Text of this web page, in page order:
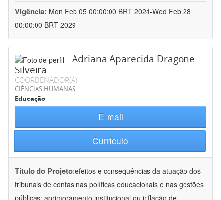
Vigência: Mon Feb 05 00:00:00 BRT 2024-Wed Feb 28
00:00:00 BRT 2029
Adriana Aparecida Dragone
Silveira
COORDENADOR(A)
CIÊNCIAS HUMANAS
Educação
E-mail
Currículo
Título do Projeto:efeitos e consequências da atuação dos
tribunais de contas nas políticas educacionais e nas gestões
públicas: aprimoramento institucional ou inflação de